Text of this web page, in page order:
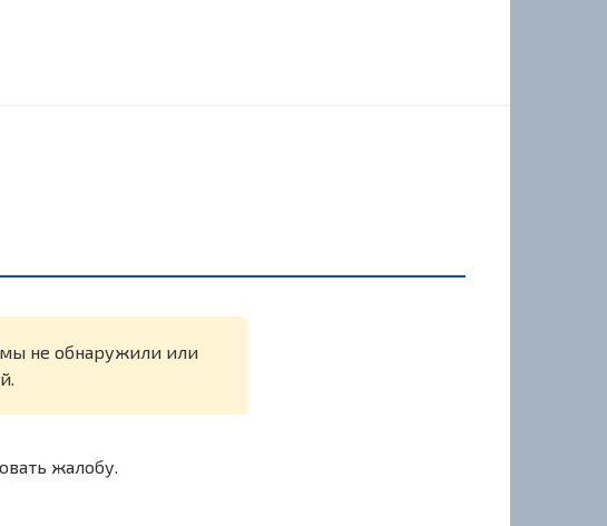
мы не обнаружили или
жалобу.